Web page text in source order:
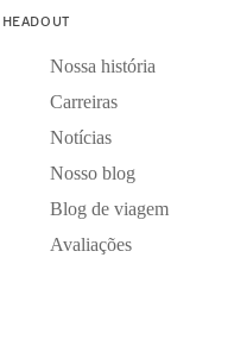
HEADOUT
Nossa história
Carreiras
Notícias
Nosso blog
Blog de viagem
Avaliações